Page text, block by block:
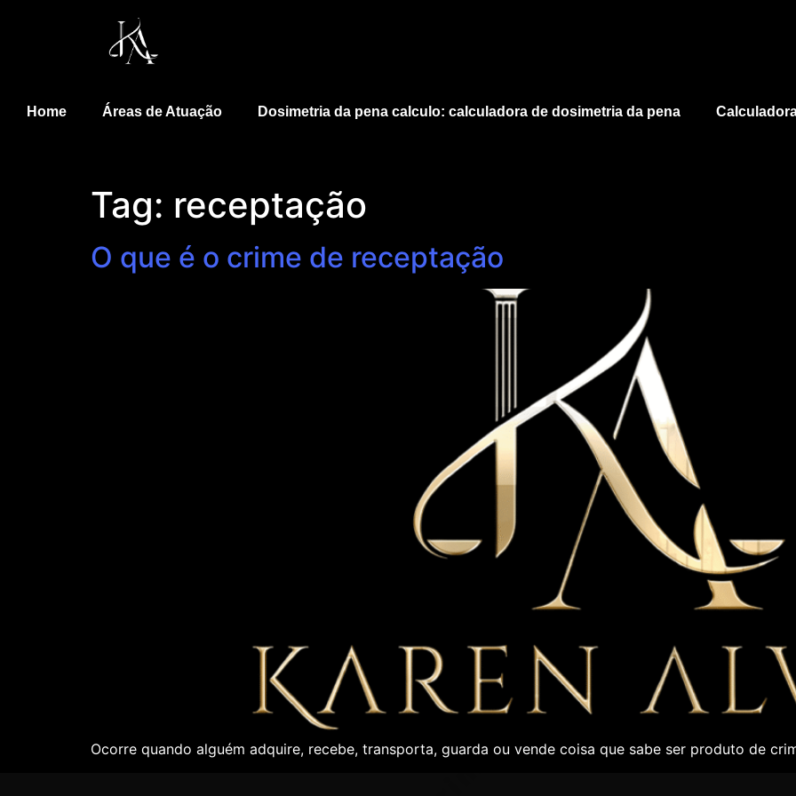
Home Áreas de Atuação Dosimetria da pena calculo: calculadora de dosimetria da pena
Tag: receptação
O que é o crime de receptação
Ocorre quando alguém adquire, recebe, transporta, guarda ou vende coisa que sabe ser produto de